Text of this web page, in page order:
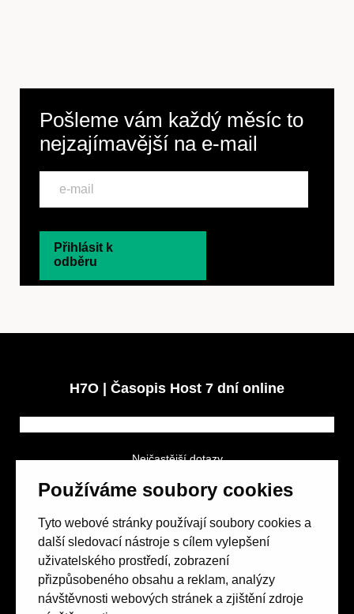
Používáme soubory cookies
Tyto webové stránky používají soubory cookies a
další sledovací nástroje s cílem vylepšení
uživatelského prostředí, zobrazení
přizpůsobeného obsahu a reklam, analýzy
návštěvnosti webových stránek a zjištění zdroje
Pošleme vám každý měsíc to
nejzajímavější na e-mail
Přihlásit k
odběru
H7O | Časopis Host 7 dní online
Nejčastější dotazy
Obchodní podmínky
Spolek přátel vydávání